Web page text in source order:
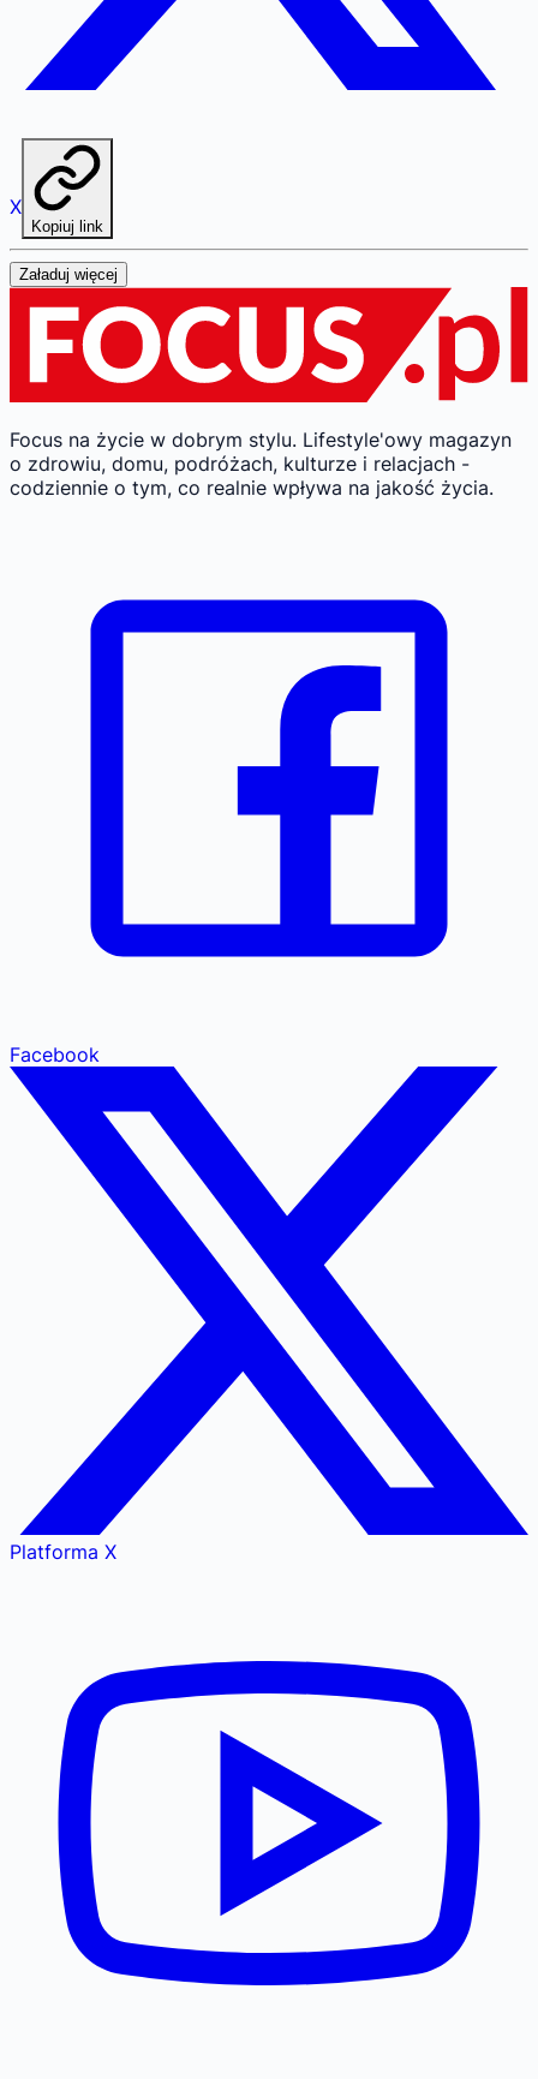
X
Kopiuj link
Załaduj więcej
Focus na życie w dobrym stylu. Lifestyle'owy magazyn
o zdrowiu, domu, podróżach, kulturze i relacjach -
codziennie o tym, co realnie wpływa na jakość życia.
Facebook
Platforma X